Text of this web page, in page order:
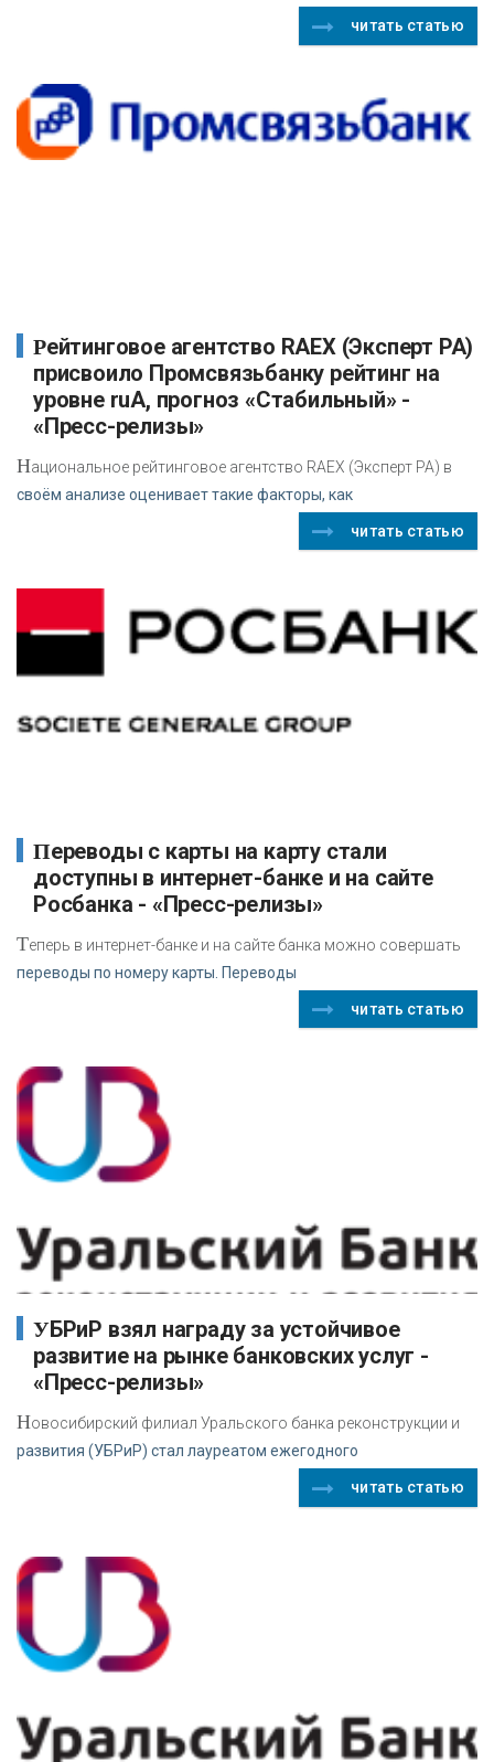
читать статью
Рейтинговое агентство RAEX (Эксперт РА)
присвоило Промсвязьбанку рейтинг на
уровне ruA, прогноз «Стабильный» -
«Пресс-релизы»
Национальное рейтинговое агентство RAEX (Эксперт РА) в
своём анализе оценивает такие факторы, как
читать статью
Переводы с карты на карту стали
доступны в интернет-банке и на сайте
Росбанка - «Пресс-релизы»
Теперь в интернет-банке и на сайте банка можно совершать
переводы по номеру карты. Переводы
читать статью
УБРиР взял награду за устойчивое
развитие на рынке банковских услуг -
«Пресс-релизы»
Новосибирский филиал Уральского банка реконструкции и
развития (УБРиР) стал лауреатом ежегодного
читать статью